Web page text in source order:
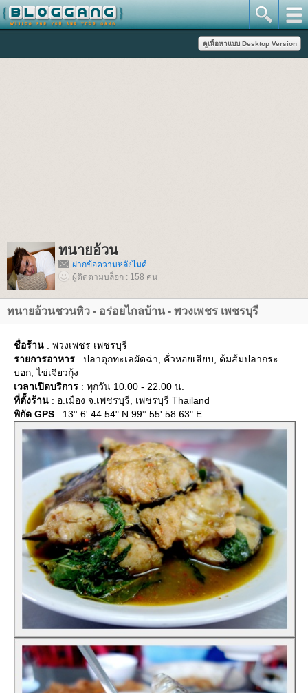
ทนายอ้วน
ฝากข้อความหลังไมค์
ผู้ติดตามบล็อก : 158 คน
ทนายอ้วนชวนหิว - อร่อยไกลบ้าน - พวงเพชร เพชรบุรี
ชื่อร้าน : พวงเพชร เพชรบุรี
รายการอาหาร : ปลาดุกทะเลผัดฉ่า, คั่วหอยเสียบ, ต้มส้มปลากระ
บอก, ไข่เจียวกุ้ง
เวลาเปิดบริการ : ทุกวัน 10.00 - 22.00 น.
ที่ตั้งร้าน : อ.เมือง จ.เพชรบุรี, เพชรบุรี Thailand
พิกัด GPS : 13° 6' 44.54" N 99° 55' 58.63" E